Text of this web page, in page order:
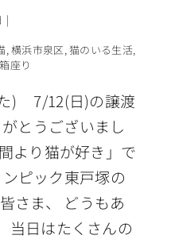
|
,横浜市泉区,猫のいる生活,
座り
) 7/12(日)の譲渡
とうございまし
より猫が好き」で
ピック東戸塚の
さま、 どうもあ
当日はたくさんの